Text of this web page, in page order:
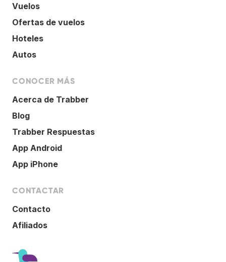
Vuelos
Ofertas de vuelos
Hoteles
Autos
CONOCER MÁS
Acerca de Trabber
Blog
Trabber Respuestas
App Android
App iPhone
CONTACTAR
Contacto
Afiliados